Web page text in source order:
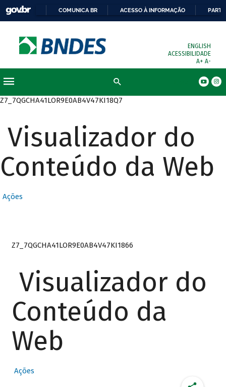
COMUNICA BR ACESSO À INFORMAÇÃO
ENGLISH
ACESSIBILIDADE
A+ A-
Z7_7QGCHA41LOR9E0AB4V47KI18Q7
Visualizador do
Conteúdo da Web
Ações
Z7_7QGCHA41LOR9E0AB4V47KI1866
Visualizador do
Conteúdo da
Web
Ações